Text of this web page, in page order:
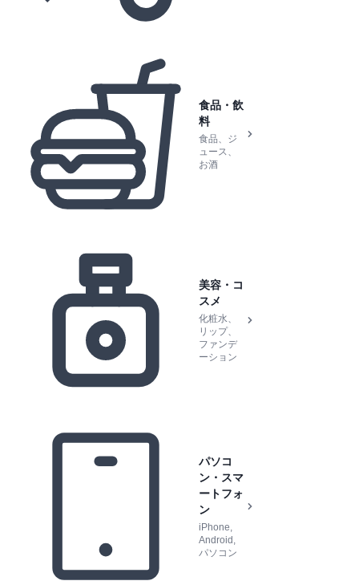
食品・飲
料
食品、ジ
ュース、
お酒
美容・コ
スメ
化粧水、
リップ、
ファンデ
ーション
パソコ
ン・スマ
ートフォ
ン
iPhone,
Android,
パソコン